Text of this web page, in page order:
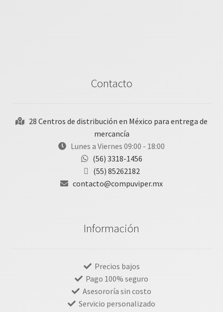
Contacto
28 Centros de distribución en México para entrega de
mercancía
Lunes a Viernes 09:00 - 18:00
(56) 3318-1456
(55) 85262182
contacto@compuviper.mx
Información
Precios bajos
Pago 100% seguro
Asesororía sin costo
Servicio personalizado